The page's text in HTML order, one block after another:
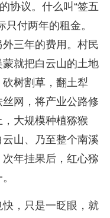
协议。什么叫“签五
付两年的租金。
三年的费用。村民
就把白云山的土地
树割草，翻土犁
网，将产业公路修
大规模种植猕猴
山、乃至整个南溪
年挂果后，红心猕
，只是一眨眼，就